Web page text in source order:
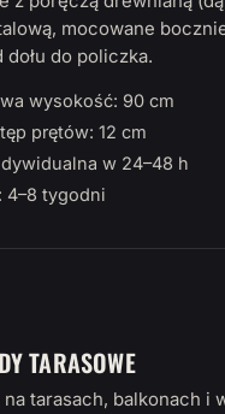
mocowane
do policzka.
wysokość: 90 cm
prętów: 12 cm
w 24–48 h
4–8 tygodni
TARASOWE
tarasach, balkonach i